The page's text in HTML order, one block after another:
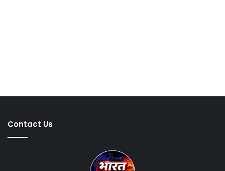
Contact Us